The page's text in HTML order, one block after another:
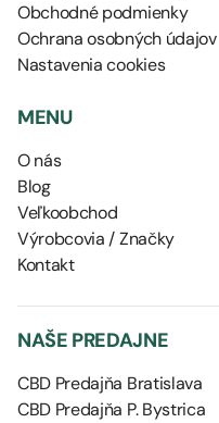
Obchodné podmienky
Ochrana osobných údajov
Nastavenia cookies
MENU
O nás
Blog
Veľkoobchod
Výrobcovia / Značky
Kontakt
NAŠE PREDAJNE
CBD Predajňa Bratislava
CBD Predajňa P. Bystrica